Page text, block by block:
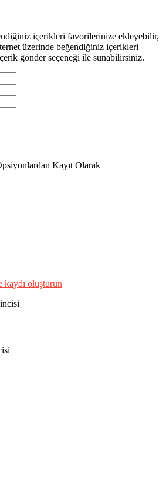
içerikleri favorilerinize ekleyebilir,
üzerinde beğendiğiniz içerikleri
gönder seçeneği ile sunabilirsiniz.
Kayıt Olarak
kaydı oluşturun